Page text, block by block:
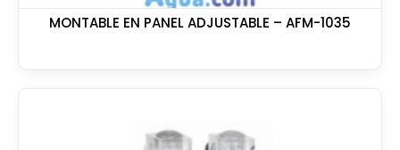
MONTABLE EN PANEL ADJUSTABLE – AFM-1035